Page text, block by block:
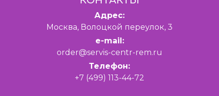
Адрес:
Москва, Волоцкой переулок, 3
e-mail:
order@servis-centr-rem.ru
Телефон:
+7 (499) 113-44-72